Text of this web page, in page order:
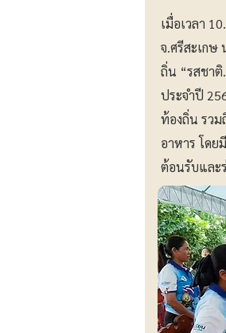
เมื่อเวลา
จ.ศรีสะเกษ
ถิ่น “รสชาติ
ประจำปี
ท้องถิ่น รวม
อาหาร โด
ต้อนรับและ